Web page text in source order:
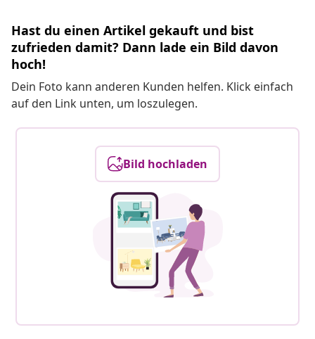
Hast du einen Artikel gekauft und bist
zufrieden damit? Dann lade ein Bild davon
hoch!
Dein Foto kann anderen Kunden helfen. Klick einfach
auf den Link unten, um loszulegen.
Bild hochladen